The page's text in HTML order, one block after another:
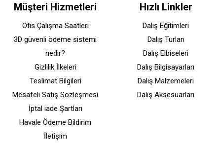
Müşteri Hizmetleri
Ofis Çalışma Saatleri
3D güvenli ödeme sistemi
nedir?
Gizlilik İlkeleri
Teslimat Bilgileri
Mesafeli Satış Sözleşmesi
İptal iade Şartları
Havale Ödeme Bildirim
İletişim
Hızlı Linkler
Dalış Eğitimleri
Dalış Turları
Dalış Elbiseleri
Dalış Bilgisayarları
Dalış Malzemeleri
Dalış Aksesuarları